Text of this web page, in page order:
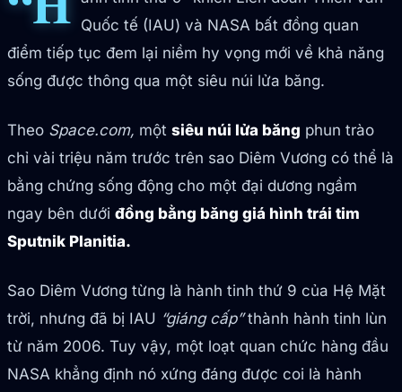
Quốc tế (IAU) và NASA bất đồng quan
điểm tiếp tục đem lại niềm hy vọng mới về khả năng
sống được thông qua một siêu núi lửa băng.
Theo Space.com, một siêu núi lửa băng phun trào
chỉ vài triệu năm trước trên sao Diêm Vương có thể là
bằng chứng sống động cho một đại dương ngầm
ngay bên dưới đồng bằng băng giá hình trái tim
Sputnik Planitia.
Sao Diêm Vương từng là hành tinh thứ 9 của Hệ Mặt
trời, nhưng đã bị IAU “giáng cấp”thành hành tinh lùn
từ năm 2006. Tuy vậy, một loạt quan chức hàng đầu
NASA khẳng định nó xứng đáng được coi là hành